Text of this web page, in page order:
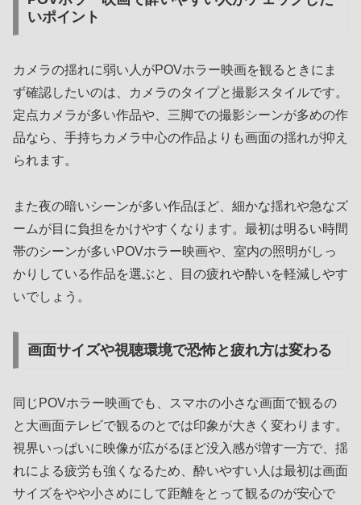
いポイント
カメラの揺れに弱い人がPOVホラー映画を観るときにま
ず確認したいのは、カメラのタイプと撮影スタイルです。
定点カメラが多い作品や、三脚での撮影シーンが多めの作
品なら、手持ちカメラ中心の作品よりも画面の揺れが抑え
られます。
また夜の暗いシーンが多い作品ほど、細かな揺れや急なズ
ームが目に負担をかけやすくなります。最初は明るい時間
帯のシーンが多いPOVホラー映画や、室内の照明がしっ
かりしている作品を選ぶと、目の疲れや酔いを軽減しやす
いでしょう。
画面サイズや視聴環境で恐怖と疲れ方は変わる
同じPOVホラー映画でも、スマホの小さな画面で観るの
と大画面テレビで観るのとでは印象が大きく変わります。
視界いっぱいに映像が広がるほど没入感が増す一方で、揺
れによる疲労も強くなるため、酔いやすい人は最初は画面
サイズをやや小さめにして距離をとって観るのが安心で